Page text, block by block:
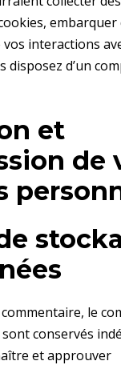
embarquer
interactions
disposez d’un
et
de
le
conservés
et approuver